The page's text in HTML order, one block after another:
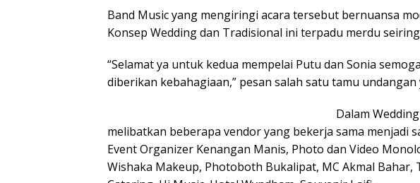
Band Music yang mengiringi acara tersebut bernuansa
Konsep Wedding dan Tradisional ini terpadu merdu
“Selamat ya untuk kedua mempelai Putu dan Sonia
diberikan kebahagiaan,” pesan salah satu tamu undangan
Dalam
melibatkan beberapa vendor yang bekerja sama menjadi
Event Organizer Kenangan Manis, Photo dan Video
Wishaka Makeup, Photoboth Bukalipat, MC Akmal Bahar,